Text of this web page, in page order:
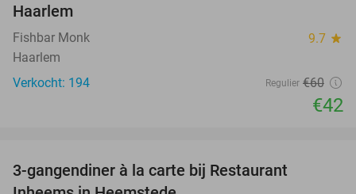
Haarlem
Fishbar Monk 9.7 star
Haarlem
Verkocht: 194
Regulier €60
€42
3-gangendiner à la carte bij Restaurant